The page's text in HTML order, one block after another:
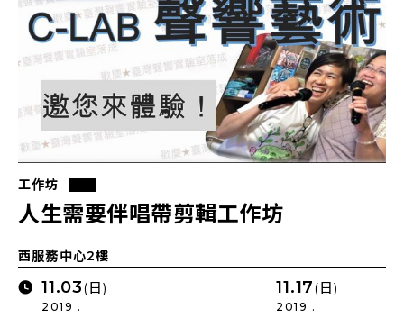
工作坊
人生需要伴唱帶剪輯工作坊
西服務中心2樓
11.03(日)
2019 .
11.17(日)
2019 .